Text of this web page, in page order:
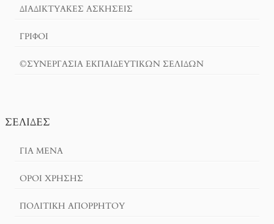
ΔΙΑΔΙΚΤΥΑΚΈΣ ΑΣΚΉΣΕΙΣ
ΓΡΙΦΟΙ
©ΣΥΝΕΡΓΑΣΙΑ ΕΚΠΑΙΔΕΥΤΙΚΩΝ ΣΕΛΙΔΩΝ
ΣΕΛΊΔΕΣ
ΓΙΑ ΜΕΝΑ
ΌΡΟΙ ΧΡΗΣΗΣ
ΠΟΛΙΤΙΚΉ ΑΠΟΡΡΉΤΟΥ